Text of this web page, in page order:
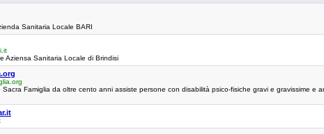
Sanitaria Locale BARI
Aziensa Sanitaria Locale di Brindisi
Famiglia da oltre cento anni assiste persone con disabilità psico-fisiche gravi e gravissime